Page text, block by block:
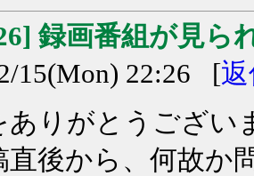
録画番組が見ら
15(Mon) 22:26 [
ありがとうござい
直後から、何故か